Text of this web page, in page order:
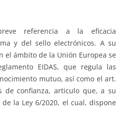
referencia a la eficacia
y del sello electrónicos. A su
el ámbito de la Unión Europea se
EIDAS, que regula las
mutuo, así como el art.
de confianza, articulo que, a su
la Ley 6/2020, el cual, dispone